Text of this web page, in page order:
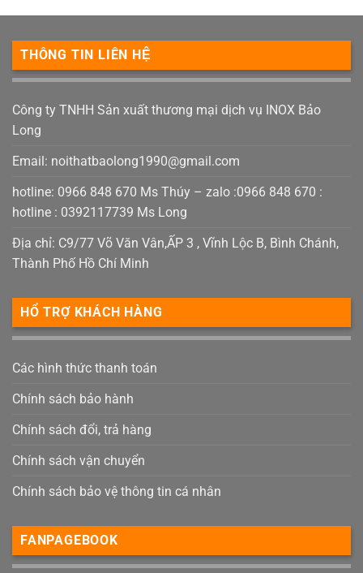
THÔNG TIN LIÊN HỆ
Công ty TNHH Sản xuất thương mại dịch vụ INOX Bảo
Long
Email: noithatbaolong1990@gmail.com
hotline: 0966 848 670 Ms Thúy – zalo :0966 848 670 :
hotline : 0392117739 Ms Long
Địa chỉ: C9/77 Võ Văn Vân,ẤP 3 , Vĩnh Lộc B, Bình Chánh,
Thành Phố Hồ Chí Minh
HỔ TRỢ KHÁCH HÀNG
Các hình thức thanh toán
Chính sách bảo hành
Chính sách đổi, trả hàng
Chính sách vận chuyển
Chính sách bảo vệ thông tin cá nhân
FANPAGEBOOK